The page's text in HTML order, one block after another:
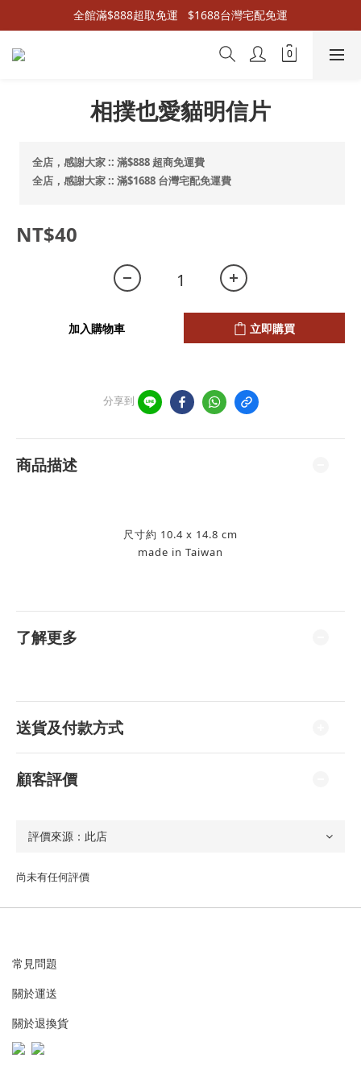
全館滿$888超取免運   $1688台灣宅配免運
相撲也愛貓明信片
全店，感謝大家 :: 滿$888 超商免運費
全店，感謝大家 :: 滿$1688 台灣宅配免運費
NT$40
加入購物車 立即購買
分享到
商品描述
尺寸約 10.4 x 14.8 cm
made in Taiwan
了解更多
送貨及付款方式
顧客評價
尚未有任何評價
常見問題
關於運送
關於退換貨